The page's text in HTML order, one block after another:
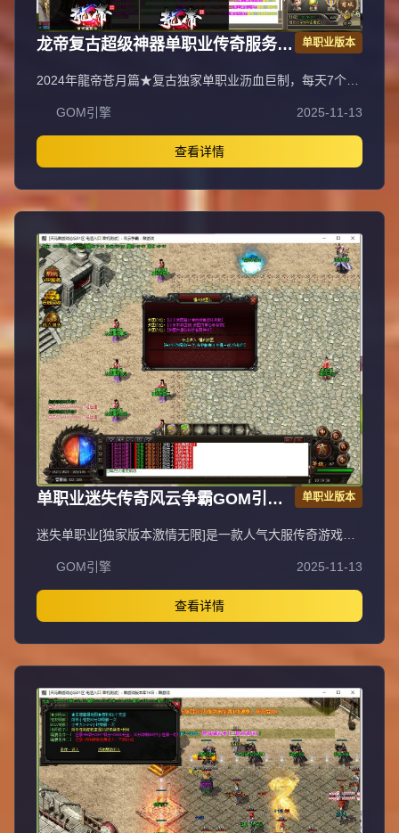
龙帝复古超级神器单职业传奇服务端
单职业版本
2024年龍帝苍月篇★复古独家单职业沥血巨制，每天7个新
点），1元=100000元宝+100荣誉+1000龍币+1充值点，无
合成所有装备全靠打，装备材料全爆让时间更值钱，新服合
区后攻城晚上统一拿沙奖励千元RMB，万元封挂网关严惩
外挂，六年老品牌长期良心服，老板玩家都能激情玩！
GOM引擎 2025-11-13
查看详情
单职业迷失传奇风云争霸GOM引擎
单职业版本
迷失单职业[独家版本激情无限]是一款人气大服传奇游戏，
一分钱即可畅玩，支持无线刷元宝、无充值直接领取顶赞，
封挂稳定长期，采用无GM管理模式。QQ①群：易玩版本
库。抵制不良游戏，拒绝盗版游戏，注意自身保护，谨防受
骗上当，适度游戏益脑，沉迷游戏伤身，合理安排时间，享
受健康生活。
GOM引擎 2025-11-13
查看详情